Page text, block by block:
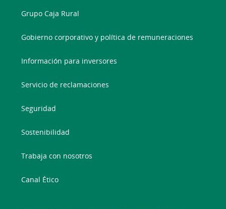
Grupo Caja Rural
Gobierno corporativo y política de remuneraciones
Información para inversores
Servicio de reclamaciones
Seguridad
Sostenibilidad
Trabaja con nosotros
Canal Ético